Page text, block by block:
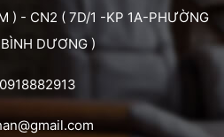
) - CN2 ( 7D/1 -KP 1A-PHƯỜNG
DƯƠNG )